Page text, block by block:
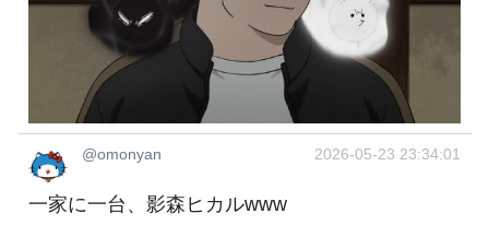
@omonyan 2026-05-23 23:34:01
一家に一台、影森ヒカルwww